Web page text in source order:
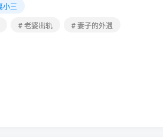
小三
# 老婆出轨 # 妻子的外遇